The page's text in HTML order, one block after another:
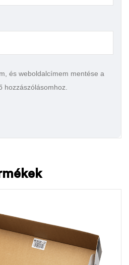
és weboldalcímem mentése a
hozzászólásomhoz.